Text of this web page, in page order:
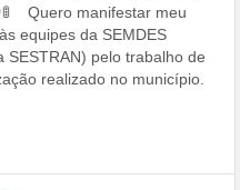
Quero manifestar meu
equipes da SEMDES
SESTRAN) pelo trabalho de
realizado no município.